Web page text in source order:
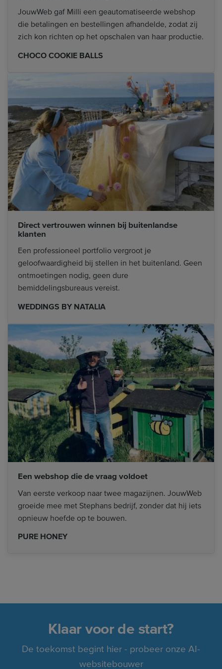
JouwWeb gaf Milli een geautomatiseerde webshop
die betalingen en bestellingen afhandelde, zodat zij
zich kon richten op het opschalen van haar productie.
CHOCO COOKIE BALLS
Direct vertrouwen winnen bij buitenlandse
klanten
Een professioneel portfolio vergroot je
geloofwaardigheid bij stellen in het buitenland. Geen
ontmoetingen nodig, geen dure
bemiddelingsbureaus vereist.
WEDDINGS BY NATALIA
Een webshop die de vraag voldoet
Van eerste verkoop naar twee magazijnen. JouwWeb
groeide mee met Stephans bedrijf, zonder dat hij iets
opnieuw hoefde op te bouwen.
PURE HONEY
Klaar voor de start?
De toekomst begint hier - probeer onze AI-
websitebouwer